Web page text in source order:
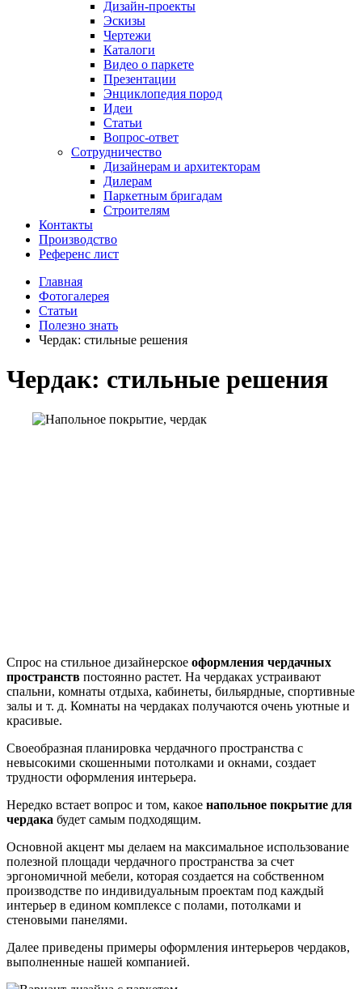
Дизайн-проекты
Эскизы
Чертежи
Каталоги
Видео о паркете
Презентации
Энциклопедия пород
Идеи
Статьи
Вопрос-ответ
Сотрудничество
Дизайнерам и архитекторам
Дилерам
Паркетным бригадам
Строителям
Контакты
Производство
Референс лист
Главная
Фотогалерея
Статьи
Полезно знать
Чердак: стильные решения
Чердак: стильные решения
Спрос на стильное дизайнерское оформления чердачных
пространств постоянно растет. На чердаках устраивают
спальни, комнаты отдыха, кабинеты, бильярдные, спортивные
залы и т. д. Комнаты на чердаках получаются очень уютные и
красивые.
Своеобразная планировка чердачного пространства с
невысокими скошенными потолками и окнами, создает
трудности оформления интерьера.
Нередко встает вопрос и том, какое напольное покрытие для
чердака будет самым подходящим.
Основной акцент мы делаем на максимальное использование
полезной площади чердачного пространства за счет
эргономичной мебели, которая создается на собственном
производстве по индивидуальным проектам под каждый
интерьер в едином комплексе с полами, потолками и
стеновыми панелями.
Далее приведены примеры оформления интерьеров чердаков,
выполненные нашей компанией.